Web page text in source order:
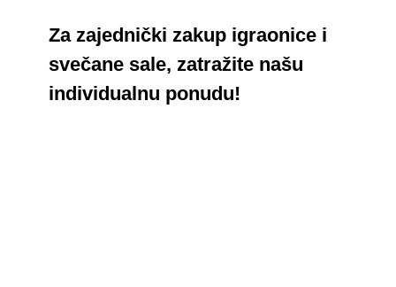
Za zajednički zakup igraonice i
svečane sale, zatražite našu
individualnu ponudu!